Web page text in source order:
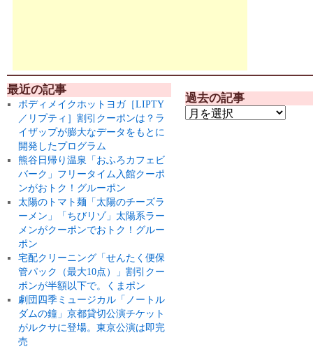
最近の記事
ボディメイクホットヨガ［LIPTY
／リプティ］割引クーポンは？ラ
イザップが膨大なデータをもとに
開発したプログラム
熊谷日帰り温泉「おふろカフェビ
バーク」フリータイム入館クーポ
ンがおトク！グルーポン
太陽のトマト麺「太陽のチーズラ
ーメン」「ちびリゾ」太陽系ラー
メンがクーポンでおトク！グルー
ポン
宅配クリーニング「せんたく便保
管パック（最大10点）」割引クー
ポンが半額以下で。くまポン
劇団四季ミュージカル「ノートル
ダムの鐘」京都貸切公演チケット
がルクサに登場。東京公演は即完
売
過去の記事